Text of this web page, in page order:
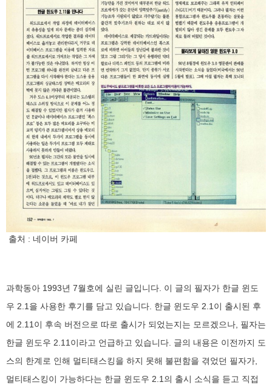
출처 : 네이버 카페
과학동아 1993년 7월호에 실린 글입니다. 이 글의 필자가 한글 윈도
우 2.1을 사용한 후기를 담고 있습니다. 한글 윈도우 2.1이 출시된 후
에 2.11이 후속 버전으로 따로 출시가 되었는지는 모르겠으나, 필자는
한글 윈도우 2.11이라고 언급하고 있습니다. 글의 내용은 이전까지 도
스의 한계로 인해 멀티태스킹을 하지 못해 불편함을 겪었던 필자가,
멀티태스킹이 가능하다는 한글 윈도우 2.1의 출시 소식을 듣고 직접